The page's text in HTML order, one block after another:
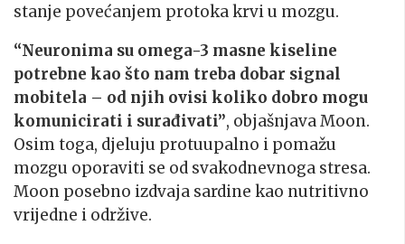
stanje povećanjem protoka krvi u mozgu.
“Neuronima su omega-3 masne kiseline
potrebne kao što nam treba dobar signal
mobitela – od njih ovisi koliko dobro mogu
komunicirati i surađivati”, objašnjava Moon.
Osim toga, djeluju protuupalno i pomažu
mozgu oporaviti se od svakodnevnoga stresa.
Moon posebno izdvaja sardine kao nutritivno
vrijedne i održive.